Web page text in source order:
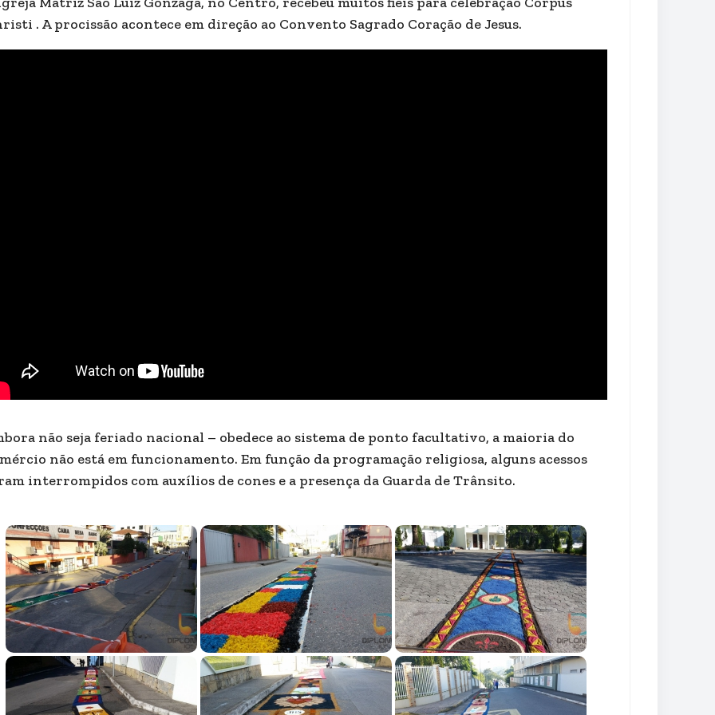
. A procissão acontece em direção ao Convento Sagrado Coração de Jesus.
não seja feriado nacional – obedece ao sistema de ponto facultativo, a maioria do
não está em funcionamento. Em função da programação religiosa, alguns acessos
interrompidos com auxílios de cones e a presença da Guarda de Trânsito.